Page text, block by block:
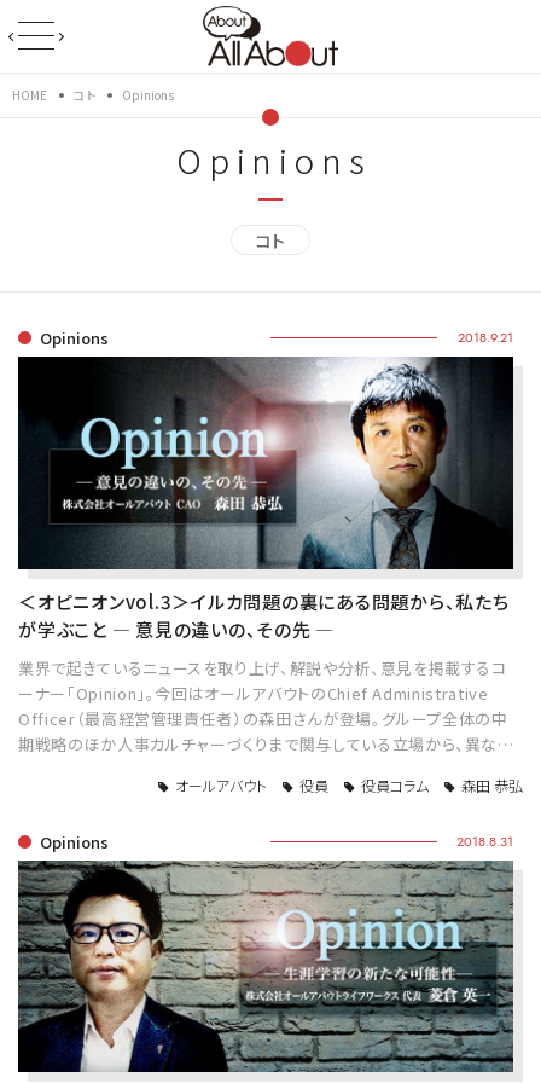
HOME コト Opinions
Opinions
コト
Opinions 2018.9.21
＜オピニオンvol.3＞イルカ問題の裏にある問題から、私たち
が学ぶこと ― 意見の違いの、その先 ―
業界で起きているニュースを取り上げ、解説や分析、意見を掲載するコ
ーナー「Opinion」。今回はオールアバウトのChief Administrative
Officer（最高経営管理責任者）の森田さんが登場。グループ全体の中
期戦略のほか人事カルチャーづくりまで関与している立場から、異な…
オールアバウト 役員 役員コラム 森田 恭弘
Opinions 2018.8.31